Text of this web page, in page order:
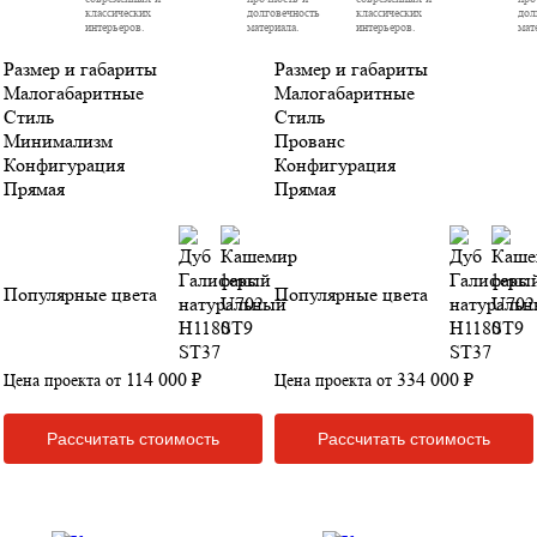
классических
интерьеров.
долговечность
материала.
Размер и габариты
Малогабаритные
Стиль
Минимализм
Конфигурация
Прямая
Популярные цвета
Цена проекта от 114 000 ₽
Рассчитать стоимость
классических
интерьеров.
Размер и габариты
Малогабаритные
Стиль
Прованс
Конфигурация
Прямая
Популярные цвета
Цена проекта от 334 000 ₽
Рассчитать стоимость